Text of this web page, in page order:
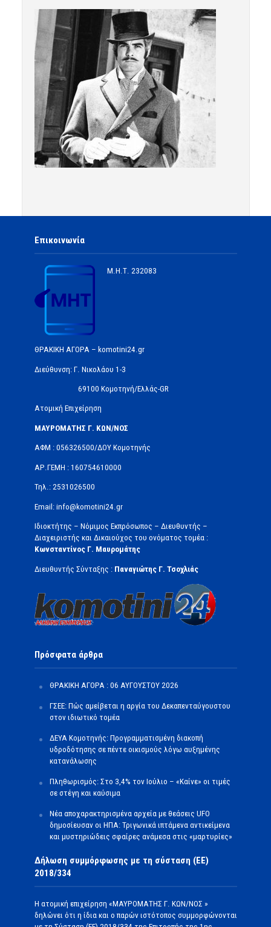
Επικοινωνία
Μ.Η.Τ. 232083
ΘΡΑΚΙΚΗ ΑΓΟΡΑ – komotini24.gr
Διεύθυνση: Γ. Νικολάου 1-3
69100 Κομοτηνή/Ελλάς-GR
Ατομική Επιχείρηση
ΜΑΥΡΟΜΑΤΗΣ Γ. ΚΩΝ/ΝΟΣ
ΑΦΜ : 056326500/ΔOΥ Κομοτηνής
ΑΡ.ΓΕΜΗ : 160754610000
Τηλ.: 2531026500
Email: info@komotini24.gr
Ιδιοκτήτης – Νόμιμος Εκπρόσωπος – Διευθυντής –
Διαχειριστής και Δικαιούχος του ονόματος τομέα :
Κωνσταντίνος Γ. Μαυρομάτης
Διευθυντής Σύνταξης : Παναγιώτης Γ. Τσοχλιάς
Πρόσφατα άρθρα
ΘΡΑΚΙΚΗ ΑΓΟΡΑ : 06 ΑΥΓΟΥΣΤΟΥ 2026
ΓΣΕΕ: Πώς αμείβεται η αργία του Δεκαπενταύγουστου
στον ιδιωτικό τομέα
ΔΕΥΑ Κομοτηνής: Προγραμματισμένη διακοπή
υδροδότησης σε πέντε οικισμούς λόγω αυξημένης
κατανάλωσης
Πληθωρισμός: Στο 3,4% τον Ιούλιο – «Καίνε» οι τιμές
σε στέγη και καύσιμα
Νέα αποχαρακτηρισμένα αρχεία με θεάσεις UFO
δημοσίευσαν οι ΗΠΑ: Τριγωνικά ιπτάμενα αντικείμενα
και μυστηριώδεις σφαίρες ανάμεσα στις «μαρτυρίες»
Δήλωση συμμόρφωσης με τη σύσταση (ΕΕ)
2018/334
Η ατομική επιχείρηση «ΜΑΥΡΟΜΑΤΗΣ Γ. ΚΩΝ/ΝΟΣ »
δηλώνει ότι η ίδια και ο παρών ιστότοπος συμμορφώνονται